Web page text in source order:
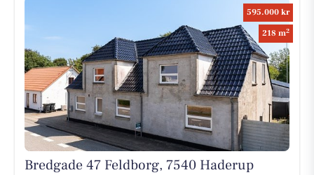
595.000 kr
218 m2
Bredgade 47 Feldborg, 7540 Haderup